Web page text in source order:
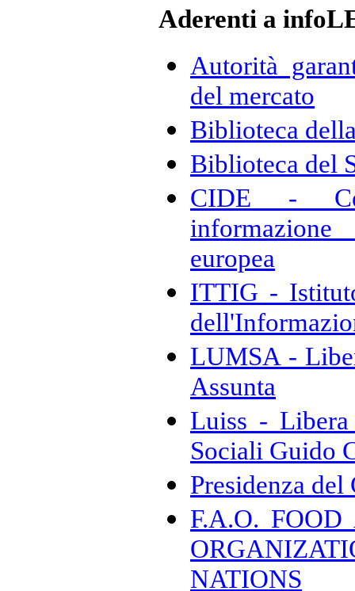
Aderenti a
Autorità
del mercato
Biblioteca
Biblioteca del
CIDE -
europea
ITTIG -
LUMSA -
Assunta
Luiss -
Sociali Guido
Presidenza
F.A.O.
NATIONS